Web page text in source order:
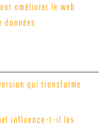
améliorer le web
qui transforme
influence-t-il les